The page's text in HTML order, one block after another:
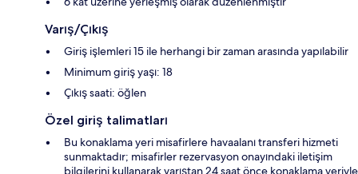
Varış/Çıkış
Giriş işlemleri 15 ile herhangi bir zaman arasında yapılabilir
Minimum giriş yaşı: 18
Çıkış saati: öğlen
Özel giriş talimatları
Bu konaklama yeri misafirlere havaalanı transferi hizmeti
sunmaktadır; misafirler rezervasyon onayındaki iletişim
bilgilerini kullanarak varıştan 24 saat önce konaklama yeriyle